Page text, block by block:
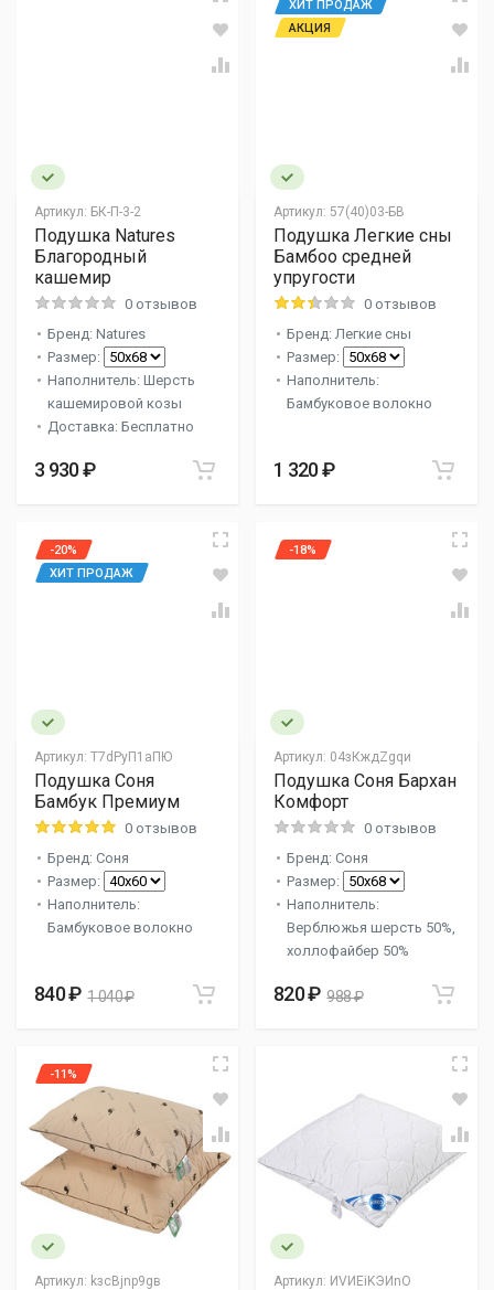
Артикул: БК-П-3-2
Подушка Natures
Благородный
кашемир
0 отзывов
Бренд: Natures
Размер:
Наполнитель: Шерсть
кашемировой козы
Доставка: Бесплатно
3 930 ₽
Артикул: 57(40)03-БВ
ХИТ ПРОДАЖ
АКЦИЯ
Подушка Легкие сны
Бамбоо средней
упругости
0 отзывов
Бренд: Легкие сны
Размер:
Наполнитель:
Бамбуковое волокно
1 320 ₽
Артикул: Т7dPуП1aПЮ
-20%
ХИТ ПРОДАЖ
Подушка Соня
Бамбук Премиум
0 отзывов
Бренд: Соня
Размер:
Наполнитель:
Бамбуковое волокно
840 ₽ 1 040 ₽
Артикул: 04зКждZgqи
-18%
Подушка Соня Бархан
Комфорт
0 отзывов
Бренд: Соня
Размер:
Наполнитель:
Верблюжья шерсть 50%,
холлофайбер 50%
820 ₽ 988 ₽
Артикул: kзcВjnp9gв
-11%
Артикул: ИVИEiKЭИnО